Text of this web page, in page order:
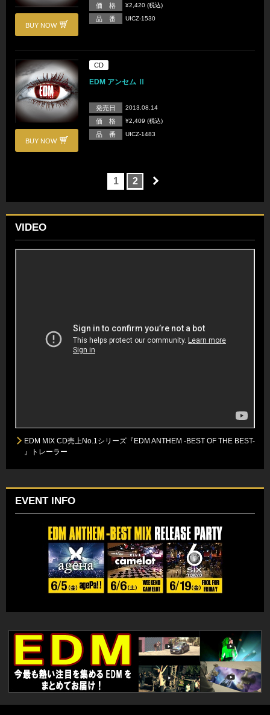
BUY NOW
価 格 ¥2,420 (税込)
品 番 UICZ-1530
BUY NOW
CD
EDM アンセム Ⅱ
発売日 2013.08.14
価 格 ¥2,409 (税込)
品 番 UICZ-1483
1 2
VIDEO
EDM MIX CD売上No.1シリーズ『EDM ANTHEM -BEST OF THE BEST-
』トレーラー
EVENT INFO